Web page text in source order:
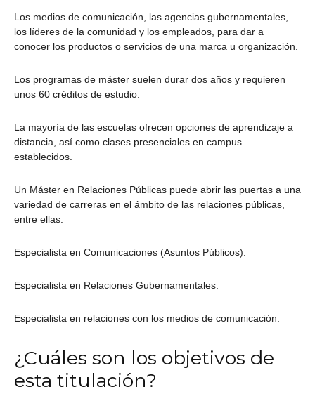
Los medios de comunicación, las agencias gubernamentales,
los líderes de la comunidad y los empleados, para dar a
conocer los productos o servicios de una marca u organización.
Los programas de máster suelen durar dos años y requieren
unos 60 créditos de estudio.
La mayoría de las escuelas ofrecen opciones de aprendizaje a
distancia, así como clases presenciales en campus
establecidos.
Un Máster en Relaciones Públicas puede abrir las puertas a una
variedad de carreras en el ámbito de las relaciones públicas,
entre ellas:
Especialista en Comunicaciones (Asuntos Públicos).
Especialista en Relaciones Gubernamentales.
Especialista en relaciones con los medios de comunicación.
¿Cuáles son los objetivos de
esta titulación?